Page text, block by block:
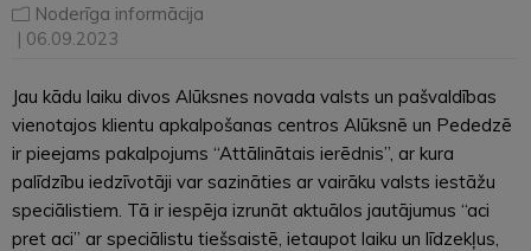
Noderīga informācija
| 06.09.2023
Jau kādu laiku divos Alūksnes novada valsts un pašvaldības
vienotajos klientu apkalpošanas centros Alūksnē un Pededzē
ir pieejams pakalpojums “Attālinātais ierēdnis”, ar kura
palīdzību iedzīvotāji var sazināties ar vairāku valsts iestāžu
speciālistiem. Tā ir iespēja izrunāt aktuālos jautājumus “aci
pret aci” ar speciālistu tiešsaistē, ietaupot laiku un līdzekļus,